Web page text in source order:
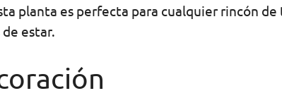
planta es perfecta para cualquier rincón de
estar.